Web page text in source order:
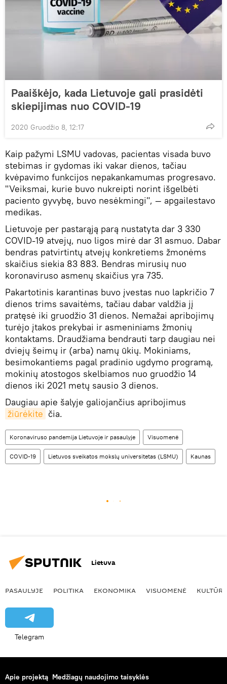
Paaiškėjo, kada Lietuvoje gali prasidėti
skiepijimas nuo COVID-19
2020 Gruodžio 8, 12:17
Kaip pažymi LSMU vadovas, pacientas visada buvo
stebimas ir gydomas iki vakar dienos, tačiau
kvėpavimo funkcijos nepakankamumas progresavo.
"Veiksmai, kurie buvo nukreipti norint išgelbėti
paciento gyvybę, buvo nesėkmingi", — apgailestavo
medikas.
Lietuvoje per pastarąją parą nustatyta dar 3 330
COVID-19 atvejų, nuo ligos mirė dar 31 asmuo. Dabar
bendras patvirtintų atvejų konkretiems žmonėms
skaičius siekia 83 883. Bendras mirusių nuo
koronaviruso asmenų skaičius yra 735.
Pakartotinis karantinas buvo įvestas nuo lapkričio 7
dienos trims savaitėms, tačiau dabar valdžia jį
pratęsė iki gruodžio 31 dienos. Nemažai apribojimų
turėjo įtakos prekybai ir asmeniniams žmonių
kontaktams. Draudžiama bendrauti tarp daugiau nei
dviejų šeimų ir (arba) namų ūkių. Mokiniams,
besimokantiems pagal pradinio ugdymo programą,
mokinių atostogos skelbiamos nuo gruodžio 14
dienos iki 2021 metų sausio 3 dienos.
Daugiau apie šalyje galiojančius apribojimus
žiūrėkite čia.
Koronaviruso pandemija Lietuvoje ir pasaulyje Visuomenė
COVID-19 Lietuvos sveikatos mokslų universitetas (LSMU) Kaunas
Lietuva
PASAULYJE POLITIKA EKONOMIKA VISUOMENĖ KULTŪRA
Telegram
Apie projektą Medžiagų naudojimo taisyklės